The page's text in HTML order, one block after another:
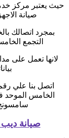
حيث يعتبر مركز
صيانة
بمجرد اتصالك
التجمع
لانها تعمل على
اتصل بنا علي
الخامس الموحد
صيانة